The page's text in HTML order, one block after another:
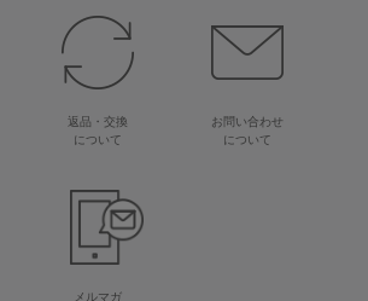
返品・交換
について
お問い合わせ
について
メルマガ